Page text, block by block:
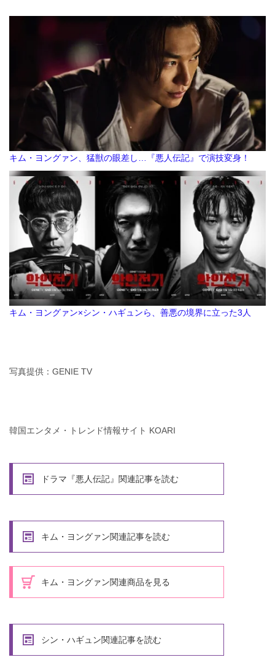
キム・ヨングァン、猛獣の眼差し…『悪人伝記』で演技変身！
キム・ヨングァン×シン・ハギュンら、善悪の境界に立った3人
写真提供：GENIE TV
韓国エンタメ・トレンド情報サイト KOARI
ドラマ『悪人伝記』関連記事を読む
キム・ヨングァン関連記事を読む
キム・ヨングァン関連商品を見る
シン・ハギュン関連記事を読む